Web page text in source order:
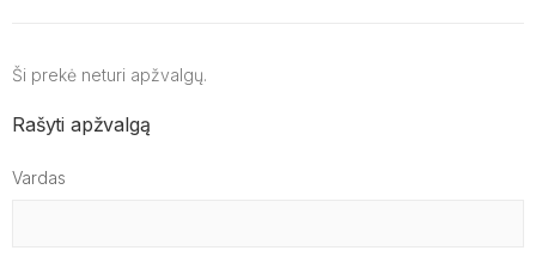
Ši prekė neturi apžvalgų.
Rašyti apžvalgą
Vardas